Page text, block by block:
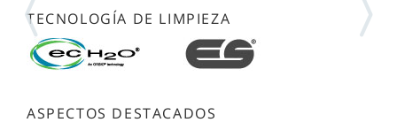
TECNOLOGÍA DE LIMPIEZA
ASPECTOS DESTACADOS